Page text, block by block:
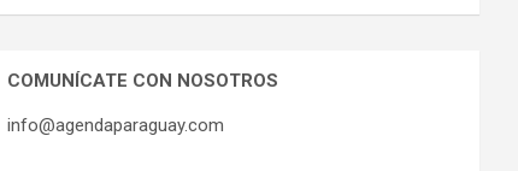
COMUNÍCATE CON NOSOTROS
info@agendaparaguay.com